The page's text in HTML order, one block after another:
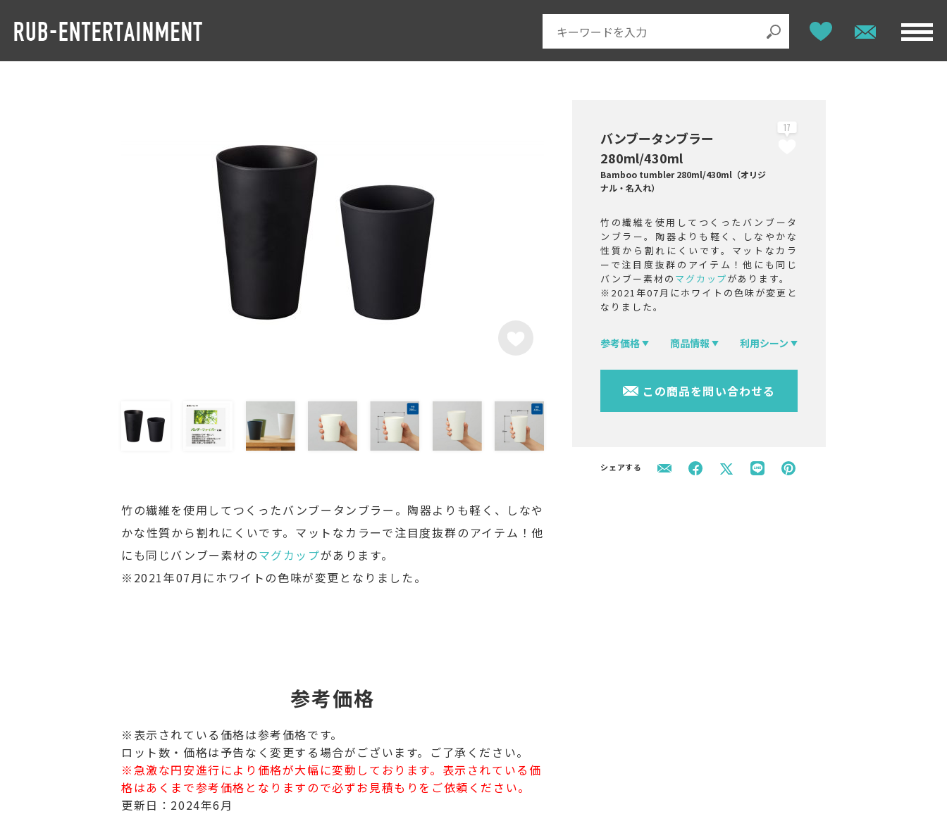
バンブータンブラー
280ml/430ml
Bamboo tumbler 280ml/430ml（オリジ
ナル・名入れ）
17
竹の繊維を使用してつくったバンブータ
ンブラー。陶器よりも軽く、しなやかな
性質から割れにくいです。マットなカラ
ーで注目度抜群のアイテム！他にも同じ
バンブー素材の マグカップがあります。
※2021年07月にホワイトの色味が変更と
なりました。
参考価格 商品情報 利用シーン
この商品を問い合わせる
シェアする
竹の繊維を使用してつくったバンブータンブラー。陶器よりも軽く、しなや
かな性質から割れにくいです。マットなカラーで注目度抜群のアイテム！他
にも同じバンブー素材のマグカップがあります。
※2021年07月にホワイトの色味が変更となりました。
参考価格
※表示されている価格は参考価格です。
ロット数・価格は予告なく変更する場合がございます。ご了承ください。
※急激な円安進行により価格が大幅に変動しております。表示されている価
格はあくまで参考価格となりますので必ずお見積もりをご依頼ください。
更新日：2024年6月